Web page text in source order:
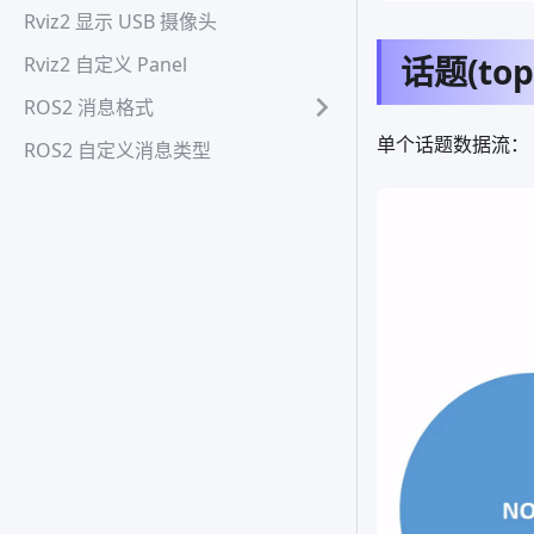
Rviz2 显示 USB 摄像头
Rviz2 自定义 Panel
ROS2 消息格式
ROS2 自定义消息类型
话题
单个话题数据流：